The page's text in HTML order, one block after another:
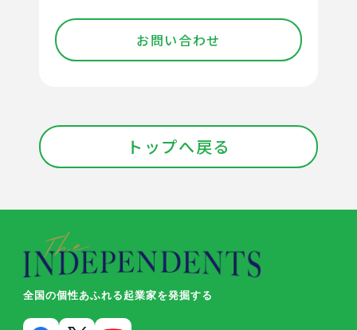
お問い合わせ
トップへ戻る
全国の個性あふれる起業家を発掘する